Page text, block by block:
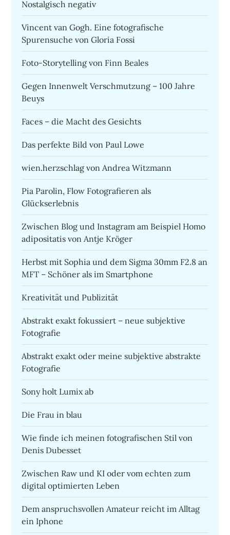
Nostalgisch negativ
Vincent van Gogh. Eine fotografische
Spurensuche von Gloria Fossi
Foto-Storytelling von Finn Beales
Gegen Innenwelt Verschmutzung – 100 Jahre
Beuys
Faces – die Macht des Gesichts
Das perfekte Bild von Paul Lowe
wien.herzschlag von Andrea Witzmann
Pia Parolin, Flow Fotografieren als
Glückserlebnis
Zwischen Blog und Instagram am Beispiel Homo
adipositatis von Antje Kröger
Herbst mit Sophia und dem Sigma 30mm F2.8 an
MFT – Schöner als im Smartphone
Kreativität und Publizität
Abstrakt exakt fokussiert – neue subjektive
Fotografie
Abstrakt exakt oder meine subjektive abstrakte
Fotografie
Sony holt Lumix ab
Die Frau in blau
Wie finde ich meinen fotografischen Stil von
Denis Dubesset
Zwischen Raw und KI oder vom echten zum
digital optimierten Leben
Dem anspruchsvollen Amateur reicht im Alltag
ein Iphone